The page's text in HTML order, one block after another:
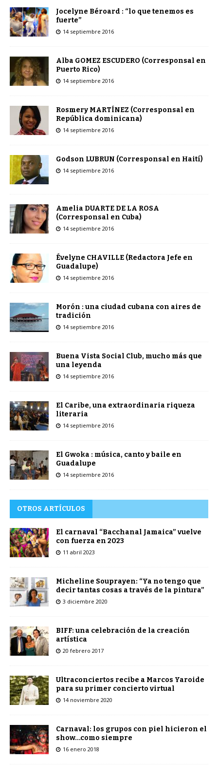
Jocelyne Béroard : “lo que tenemos es
fuerte”
14 septiembre 2016
Alba GOMEZ ESCUDERO (Corresponsal en
Puerto Rico)
14 septiembre 2016
Rosmery MARTÍNEZ (Corresponsal en
República dominicana)
14 septiembre 2016
Godson LUBRUN (Corresponsal en Haití)
14 septiembre 2016
Amelia DUARTE DE LA ROSA
(Corresponsal en Cuba)
14 septiembre 2016
Évelyne CHAVILLE (Redactora Jefe en
Guadalupe)
14 septiembre 2016
Morón : una ciudad cubana con aires de
tradición
14 septiembre 2016
Buena Vista Social Club, mucho más que
una leyenda
14 septiembre 2016
El Caribe, una extraordinaria riqueza
literaria
14 septiembre 2016
El Gwoka : música, canto y baile en
Guadalupe
14 septiembre 2016
OTROS ARTÍCULOS
El carnaval “Bacchanal Jamaica” vuelve
con fuerza en 2023
11 abril 2023
Micheline Souprayen: “Ya no tengo que
decir tantas cosas a través de la pintura”
3 diciembre 2020
BIFF: una celebración de la creación
artística
20 febrero 2017
Ultraconciertos recibe a Marcos Yaroide
para su primer concierto virtual
14 noviembre 2020
Carnaval: los grupos con piel hicieron el
show…como siempre
16 enero 2018